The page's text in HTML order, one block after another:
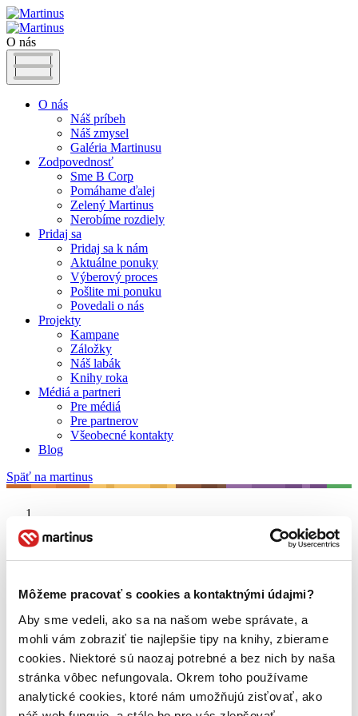
Môžeme pracovať s cookies a kontaktnými údajmi?
Aby sme vedeli, ako sa na našom webe správate, a
mohli vám zobraziť tie najlepšie tipy na knihy, zbierame
cookies. Niektoré sú naozaj potrebné a bez nich by naša
stránka vôbec nefungovala. Okrem toho používame
analytické cookies, ktoré nám umožňujú zisťovať, ako
O nás
O nás
Náš príbeh
Náš zmysel
Galéria Martinusu
Zodpovednosť
Sme B Corp
Pomáhame ďalej
Zelený Martinus
Nerobíme rozdiely
Pridaj sa
Pridaj sa k nám
Aktuálne ponuky
Výberový proces
Pošlite mi ponuku
Povedali o nás
Projekty
Kampane
Záložky
Náš labák
Knihy roka
Médiá a partneri
Pre médiá
Pre partnerov
Všeobecné kontakty
Blog
Späť na martinus
Ľudmila Petruševská
O nás
Náš príbeh
Galéria Martinusu
Zodpovednosť
Sme B Corp